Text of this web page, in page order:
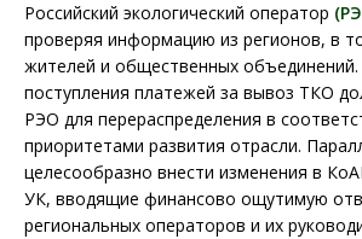
Российский экологический оператор
проверяя информацию из регионов, в
жителей и общественных
поступления платежей за вывоз ТКО
РЭО для перераспределения в
приоритетами развития отрасли.
целесообразно внести изменения в
УК, вводящие финансово ощутимую
региональных операторов и их